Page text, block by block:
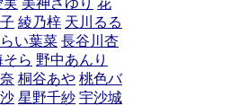
実 美神さゆり 花
綾乃梓 天川るる
い葉菜 長谷川杏
ら 野中あんり
桐谷あや 桃色バ
星野千紗 宇沙城